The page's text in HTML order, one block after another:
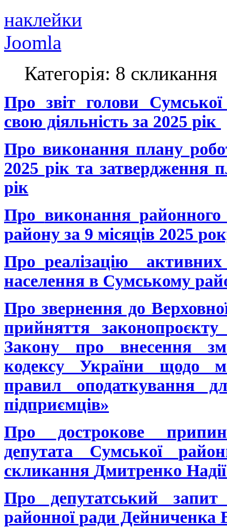
наклейки
Joomla
Категорія: 8 скликання
Про звіт голови
свою діяльність за 2025 рік
Про виконання плану
2025 рік та затвердження
рік
Про виконання
району за 9 місяців 2025
Про реалізацію активн
населення в Сумському
Про звернення до
прийняття
Закону про внесення
кодексу України щодо
правил оподаткування
підприємців»
Про дострокове
депутата Сумської
скликання Дмитренко Надії
Про депутатський
районної ради Дейниченка